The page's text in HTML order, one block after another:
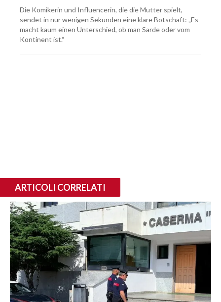
Die Komikerin und Influencerin, die die Mutter spielt,
sendet in nur wenigen Sekunden eine klare Botschaft: „Es
macht kaum einen Unterschied, ob man Sarde oder vom
Kontinent ist.“
ARTICOLI CORRELATI